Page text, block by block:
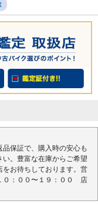
保証で、購入時の安心も
。豊富な在庫からご希望
お待ちしております。営
０：００〜１９：００ 店